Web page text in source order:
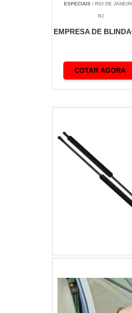
ESPECIAIS / RIO DE
RJ
EMPRESA DE
COTAR AGORA